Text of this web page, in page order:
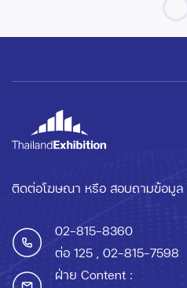
ติดต่อโฆษณา หรือ สอบถามข้อมูล
02-815-8360
ต่อ 125 , 02-815-7598
ฝ่าย Content :